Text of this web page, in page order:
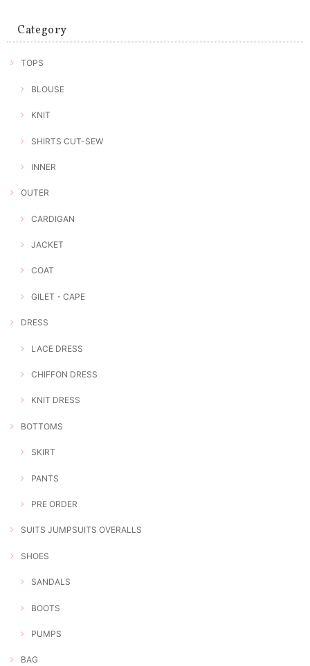
Category
TOPS
BLOUSE
KNIT
SHIRTS CUT-SEW
INNER
OUTER
CARDIGAN
JACKET
COAT
GILET・CAPE
DRESS
LACE DRESS
CHIFFON DRESS
KNIT DRESS
BOTTOMS
SKIRT
PANTS
PRE ORDER
SUITS JUMPSUITS OVERALLS
SHOES
SANDALS
BOOTS
PUMPS
BAG